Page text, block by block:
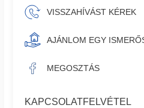
VISSZAHÍVÁST KÉREK
AJÁNLOM EGY
MEGOSZTÁS
KAPCSOLATFELVÉTEL